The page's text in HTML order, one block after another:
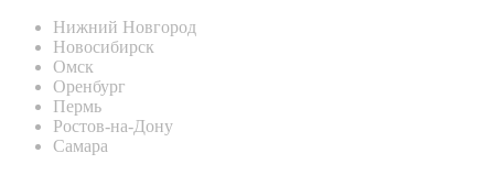
Нижний Новгород
Новосибирск
Омск
Оренбург
Пермь
Ростов-на-Дону
Самара